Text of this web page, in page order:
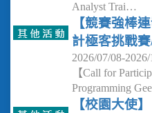
Analyst Trai…
【競賽強棒
計極客挑戰
2026/07/08-2026/
【Call for
Programming
【校園大使